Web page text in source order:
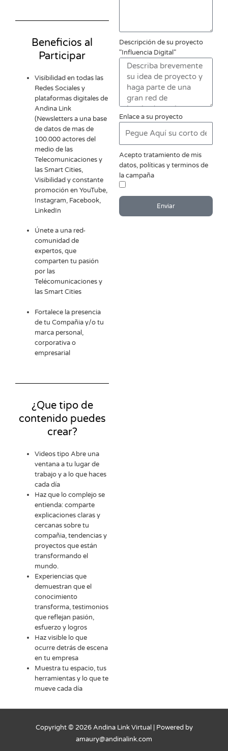
Beneficios al
Participar
Visibilidad en todas las
Redes Sociales y
plataformas digitales de
Andina Link
(Newsletters a una base
de datos de mas de
100.000 actores del
medio de las
Telecomunicaciones y
las Smart Cities,
Visibilidad y constante
promoción en YouTube,
Instagram, Facebook,
LinkedIn
Únete a una red-
comunidad de
expertos, que
comparten tu pasión
por las
Telécomunicaciones y
las Smart Cities
Fortalece la presencia
de tu Compañia y/o tu
marca personal,
corporativa o
empresarial
¿Que tipo de
contenido puedes
crear?
Videos tipo Abre una
ventana a tu lugar de
trabajo y a lo que haces
cada día
Haz que lo complejo se
entienda: comparte
explicaciones claras y
cercanas sobre tu
compañia, tendencias y
proyectos que están
transformando el
mundo.
Experiencias que
demuestran que el
conocimiento
transforma, testimonios
que reflejan pasión,
esfuerzo y logros
Haz visible lo que
ocurre detrás de escena
en tu empresa
Muestra tu espacio, tus
herramientas y lo que te
mueve cada día
Descripción de su proyecto
"Influencia Digital"
Enlace a su proyecto
Acepto tratamiento de mis
datos, políticas y terminos de
la campaña
Enviar
Copyright © 2026Andina Link Virtual| Powered by
amaury@andinalink.com